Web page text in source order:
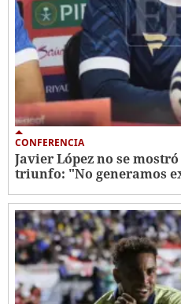
CONFERENCIA
Javier López no se
triunfo: "No generamos